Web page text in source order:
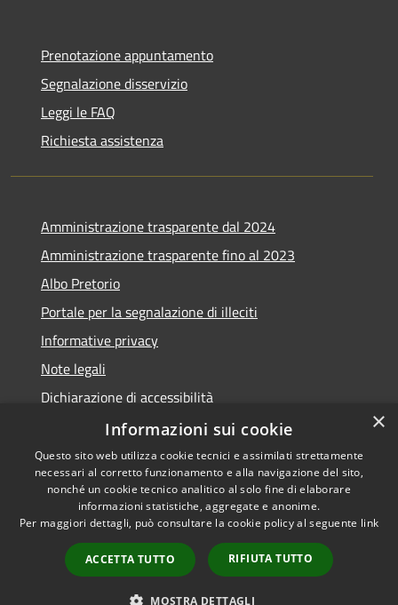
Prenotazione appuntamento
Segnalazione disservizio
Leggi le FAQ
Richiesta assistenza
Amministrazione trasparente dal 2024
Amministrazione trasparente fino al 2023
Albo Pretorio
Portale per la segnalazione di illeciti
Informative privacy
Note legali
Dichiarazione di accessibilità
Segnalazioni di inaccessibilità
RSS
Accessibilità
Copyright © 2026 • Comune di
Municipium•
Accesso
redazione
×
Informazioni sui cookie
Questo sito web utilizza cookie tecnici e assimilati strettamente
necessari al corretto funzionamento e alla navigazione del sito,
nonché un cookie tecnico analitico al solo fine di elaborare
informazioni statistiche, aggregate e anonime.
Per maggiori dettagli, può consultare la cookie policy al seguente link
ACCETTA TUTTO RIFIUTA TUTTO
MOSTRA DETTAGLI